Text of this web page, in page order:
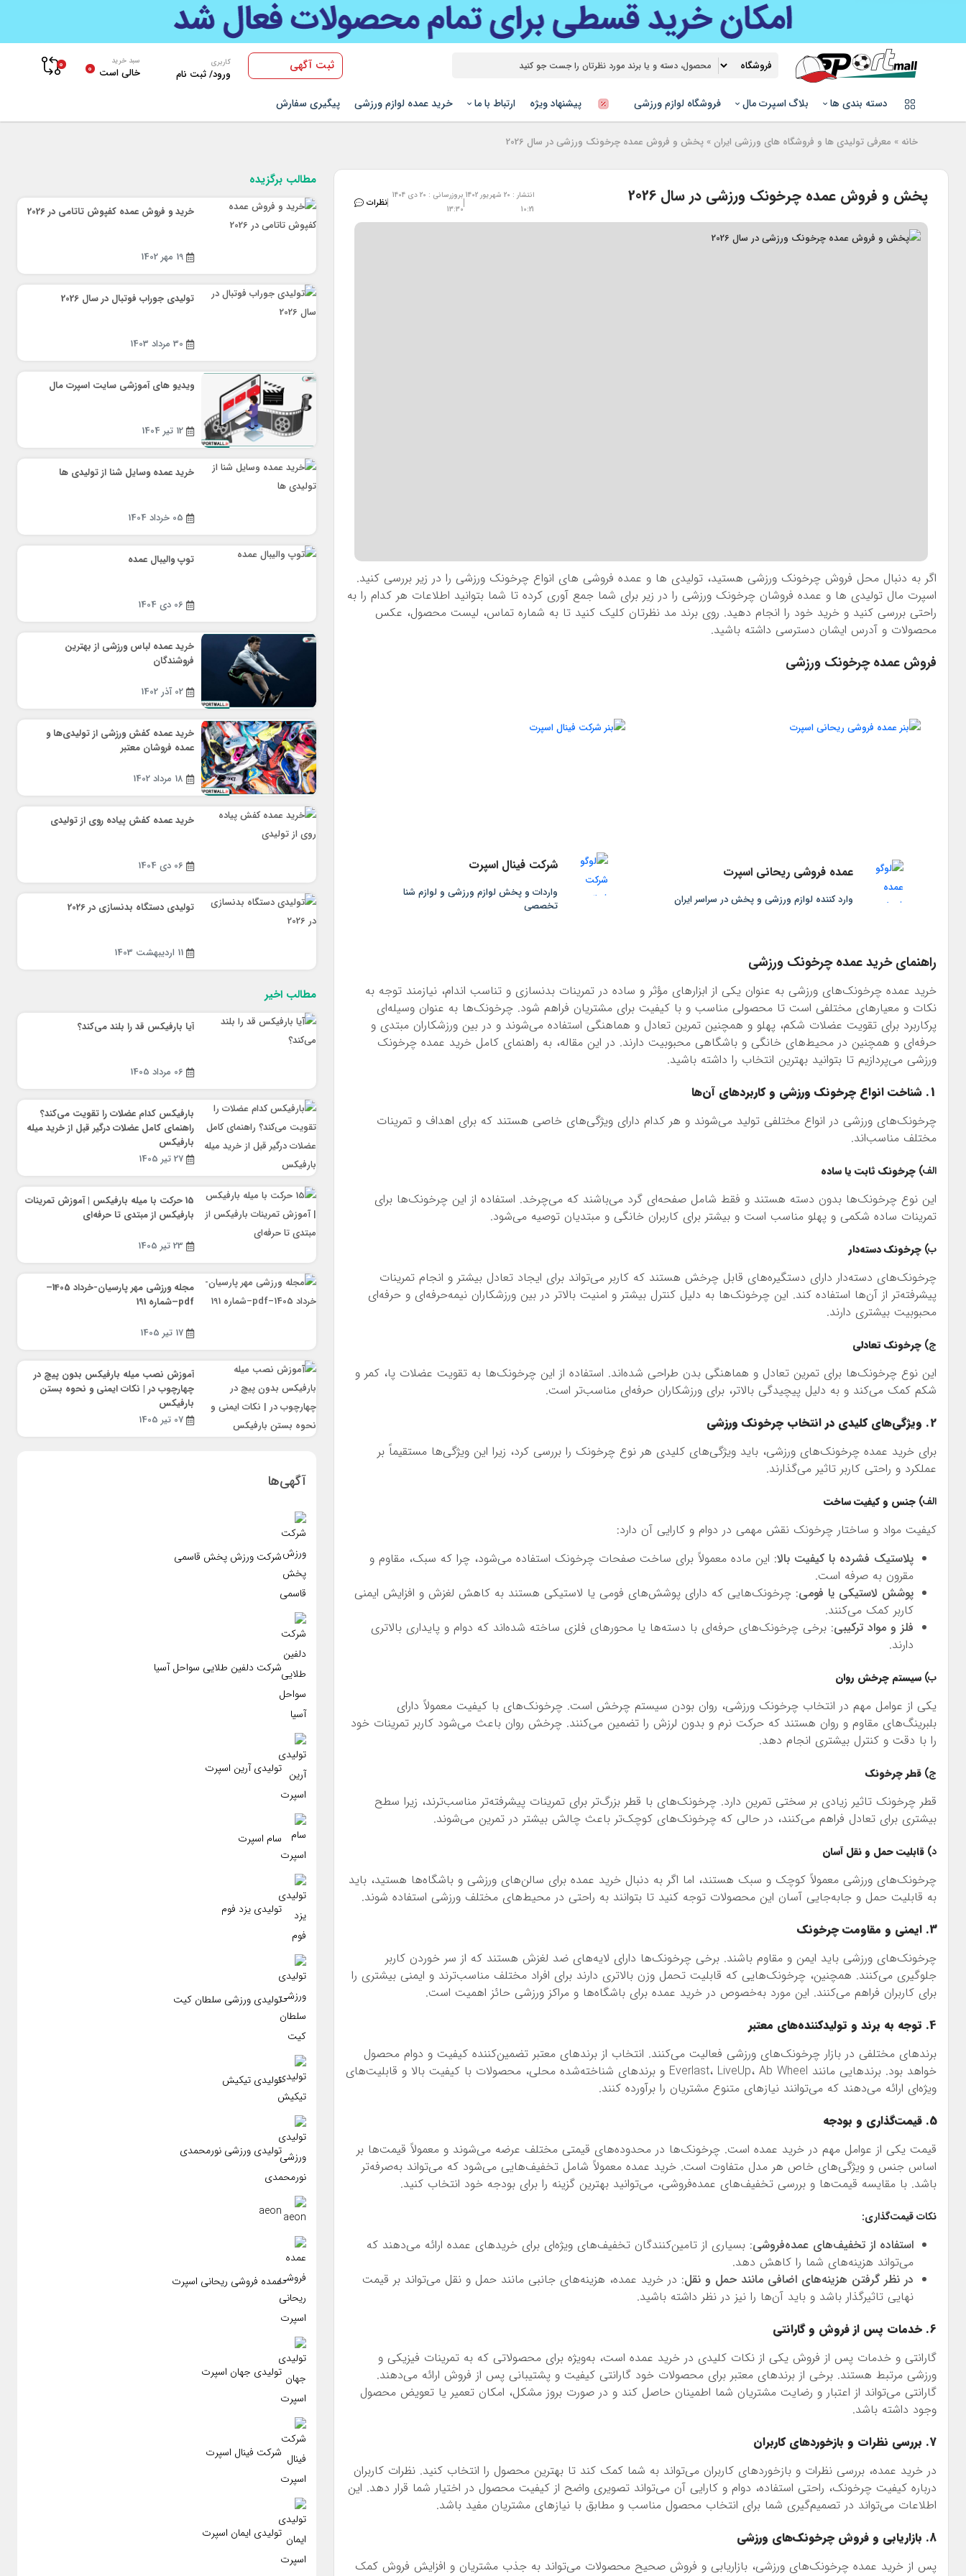
ثبت آگهی کاربری
ورود/ ثبت نام
سبد خرید
خالی است 0
0
دسته بندی ها بلاگ اسپرت مال فروشگاه لوازم ورزشی پیشنهاد ویژه ارتباط با ما خرید عمده لوازم ورزشی پیگیری سفارش
خانه » معرفی تولیدی ها و فروشگاه های ورزشی ایران»پخش و فروش عمده چرخونک ورزشی در سال 2026
پخش و فروش عمده چرخونک ورزشی در سال 2026
انتشار : 20 شهریور 1402
10:21
بروزرسانی : 20 دی 1404
13:30
نظرات
اگر به دنبال محل فروش چرخونک ورزشی هستید، تولیدی ها و عمده فروشی های انواع چرخونک ورزشی را در زیر بررسی کنید.
اسپرت مال تولیدی ها و عمده فروشان چرخونک ورزشی را در زیر برای شما جمع آوری کرده تا شما بتوانید اطلاعات هر کدام را به
راحتی بررسی کنید و خرید خود را انجام دهید. روی برند مد نظرتان کلیک کنید تا به شماره تماس، لیست محصول، عکس
محصولات و آدرس ایشان دسترسی داشته باشید.
فروش عمده چرخونک ورزشی
عمده فروشی ریحانی اسپرت
وارد کننده لوازم ورزشی و پخش در سراسر ایران
شرکت فینال اسپرت
واردات و پخش لوازم ورزشی و لوازم شنا
تخصصی
راهنمای خرید عمده چرخونک ورزشی
خرید عمده چرخونک‌های ورزشی به عنوان یکی از ابزارهای مؤثر و ساده در تمرینات بدنسازی و تناسب اندام، نیازمند توجه به
نکات و معیارهای مختلفی است تا محصولی مناسب و با کیفیت برای مشتریان فراهم شود. چرخونک‌ها به عنوان وسیله‌ای
پرکاربرد برای تقویت عضلات شکم، پهلو و همچنین تمرین تعادل و هماهنگی استفاده می‌شوند و در بین ورزشکاران مبتدی و
حرفه‌ای و همچنین در محیط‌های خانگی و باشگاهی محبوبیت دارند. در این مقاله، به راهنمای کامل خرید عمده چرخونک
ورزشی می‌پردازیم تا بتوانید بهترین انتخاب را داشته باشید.
1. شناخت انواع چرخونک ورزشی و کاربردهای آن‌ها
چرخونک‌های ورزشی در انواع مختلفی تولید می‌شوند و هر کدام دارای ویژگی‌های خاصی هستند که برای اهداف و تمرینات
مختلف مناسب‌اند.
الف) چرخونک ثابت یا ساده
این نوع چرخونک‌ها بدون دسته هستند و فقط شامل صفحه‌ای گرد می‌باشند که می‌چرخد. استفاده از این چرخونک‌ها برای
تمرینات ساده شکمی و پهلو مناسب است و بیشتر برای کاربران خانگی و مبتدیان توصیه می‌شود.
ب) چرخونک دسته‌دار
چرخونک‌های دسته‌دار دارای دستگیره‌های قابل چرخش هستند که کاربر می‌تواند برای ایجاد تعادل بیشتر و انجام تمرینات
پیشرفته‌تر از آن‌ها استفاده کند. این چرخونک‌ها به دلیل کنترل بیشتر و امنیت بالاتر در بین ورزشکاران نیمه‌حرفه‌ای و حرفه‌ای
محبوبیت بیشتری دارند.
ج) چرخونک تعادلی
این نوع چرخونک‌ها برای تمرین تعادل و هماهنگی بدن طراحی شده‌اند. استفاده از این چرخونک‌ها به تقویت عضلات پا، کمر و
شکم کمک می‌کند و به دلیل پیچیدگی بالاتر، برای ورزشکاران حرفه‌ای مناسب‌تر است.
2. ویژگی‌های کلیدی در انتخاب چرخونک ورزشی
برای خرید عمده چرخونک‌های ورزشی، باید ویژگی‌های کلیدی هر نوع چرخونک را بررسی کرد، زیرا این ویژگی‌ها مستقیماً بر
عملکرد و راحتی کاربر تاثیر می‌گذارند.
الف) جنس و کیفیت ساخت
کیفیت مواد و ساختار چرخونک نقش مهمی در دوام و کارایی آن دارد:
پلاستیک فشرده با کیفیت بالا: این ماده معمولاً برای ساخت صفحات چرخونک استفاده می‌شود، چرا که سبک، مقاوم و
مقرون به صرفه است.
پوشش لاستیکی یا فومی: چرخونک‌هایی که دارای پوشش‌های فومی یا لاستیکی هستند به کاهش لغزش و افزایش ایمنی
کاربر کمک می‌کنند.
فلز و مواد ترکیبی: برخی چرخونک‌های حرفه‌ای با دسته‌ها یا محورهای فلزی ساخته شده‌اند که دوام و پایداری بالاتری
دارند.
ب) سیستم چرخش روان
یکی از عوامل مهم در انتخاب چرخونک ورزشی، روان بودن سیستم چرخش است. چرخونک‌های با کیفیت معمولاً دارای
بلبرینگ‌های مقاوم و روان هستند که حرکت نرم و بدون لرزش را تضمین می‌کنند. چرخش روان باعث می‌شود کاربر تمرینات خود
را با دقت و کنترل بیشتری انجام دهد.
ج) قطر چرخونک
قطر چرخونک تاثیر زیادی بر سختی تمرین دارد. چرخونک‌های با قطر بزرگ‌تر برای تمرینات پیشرفته‌تر مناسب‌ترند، زیرا سطح
بیشتری برای تعادل فراهم می‌کنند، در حالی که چرخونک‌های کوچک‌تر باعث چالش بیشتر در تمرین می‌شوند.
د) قابلیت حمل و نقل آسان
چرخونک‌های ورزشی معمولاً کوچک و سبک هستند، اما اگر به دنبال خرید عمده برای سالن‌های ورزشی و باشگاه‌ها هستید، باید
به قابلیت حمل و جابه‌جایی آسان این محصولات توجه کنید تا بتوانند به راحتی در محیط‌های مختلف ورزشی استفاده شوند.
3. ایمنی و مقاومت چرخونک
چرخونک‌های ورزشی باید ایمن و مقاوم باشند. برخی چرخونک‌ها دارای لایه‌های ضد لغزش هستند که از سر خوردن کاربر
جلوگیری می‌کنند. همچنین، چرخونک‌هایی که قابلیت تحمل وزن بالاتری دارند برای افراد مختلف مناسب‌ترند و ایمنی بیشتری را
برای کاربران فراهم می‌کنند. این مورد به‌خصوص در خرید عمده برای باشگاه‌ها و مراکز ورزشی حائز اهمیت است.
4. توجه به برند و تولیدکننده‌های معتبر
برندهای مختلفی در بازار چرخونک‌های ورزشی فعالیت می‌کنند. انتخاب از برندهای معتبر تضمین‌کننده کیفیت و دوام محصول
خواهد بود. برندهایی مانند Everlast، LiveUp، Ab Wheel و برندهای شناخته‌شده محلی، محصولات با کیفیت بالا و قابلیت‌های
ویژه‌ای ارائه می‌دهند که می‌توانند نیازهای متنوع مشتریان را برآورده کنند.
5. قیمت‌گذاری و بودجه
قیمت یکی از عوامل مهم در خرید عمده است. چرخونک‌ها در محدوده‌های قیمتی مختلف عرضه می‌شوند و معمولاً قیمت‌ها بر
اساس جنس و ویژگی‌های خاص هر مدل متفاوت است. خرید عمده معمولاً شامل تخفیف‌هایی می‌شود که می‌تواند به‌صرفه‌تر
باشد. با مقایسه قیمت‌ها و بررسی تخفیف‌های عمده‌فروشی، می‌توانید بهترین گزینه را برای بودجه خود انتخاب کنید.
نکات قیمت‌گذاری:
استفاده از تخفیف‌های عمده‌فروشی: بسیاری از تامین‌کنندگان تخفیف‌های ویژه‌ای برای خریدهای عمده ارائه می‌دهند که
می‌تواند هزینه‌های شما را کاهش دهد.
در نظر گرفتن هزینه‌های اضافی مانند حمل و نقل: در خرید عمده، هزینه‌های جانبی مانند حمل و نقل می‌تواند بر قیمت
نهایی تاثیرگذار باشد و باید آن‌ها را نیز در نظر داشته باشید.
6. خدمات پس از فروش و گارانتی
گارانتی و خدمات پس از فروش یکی از نکات کلیدی در خرید عمده است، به‌ویژه برای محصولاتی که به تمرینات فیزیکی و
ورزشی مرتبط هستند. برخی از برندهای معتبر برای محصولات خود گارانتی کیفیت و پشتیبانی پس از فروش ارائه می‌دهند.
گارانتی می‌تواند از اعتبار و رضایت مشتریان شما اطمینان حاصل کند و در صورت بروز مشکل، امکان تعمیر یا تعویض محصول
وجود داشته باشد.
7. بررسی نظرات و بازخوردهای کاربران
در خرید عمده، بررسی نظرات و بازخوردهای کاربران می‌تواند به شما کمک کند تا بهترین محصول را انتخاب کنید. نظرات کاربران
درباره کیفیت چرخونک، راحتی استفاده، دوام و کارایی آن می‌تواند تصویری واضح از کیفیت محصول در اختیار شما قرار دهد. این
اطلاعات می‌تواند در تصمیم‌گیری شما برای انتخاب محصول مناسب و مطابق با نیازهای مشتریان مفید باشد.
8. بازاریابی و فروش چرخونک‌های ورزشی
پس از خرید عمده چرخونک‌های ورزشی، بازاریابی و فروش صحیح محصولات می‌تواند به جذب مشتریان و افزایش فروش کمک
مطالب برگزیده
خرید و فروش عمده کفپوش تاتامی در 2026
19 مهر 1402
تولیدی جوراب فوتبال در سال 2026
30 مرداد 1403
ویدیو های آموزشی سایت اسپرت مال
12 تیر 1404
خرید عمده وسایل شنا از تولیدی ها
05 خرداد 1404
توپ والیبال عمده
06 دی 1404
خرید عمده لباس ورزشی از بهترین
فروشندگان
02 آذر 1402
خرید عمده کفش ورزشی از تولیدی‌ها و
عمده فروشان معتبر
18 مرداد 1402
خرید عمده کفش پیاده روی از تولیدی
06 دی 1404
تولیدی دستگاه بدنسازی در 2026
11 اردیبهشت 1403
مطالب اخیر
آیا بارفیکس قد را بلند می‌کند؟
06 مرداد 1405
بارفیکس کدام عضلات را تقویت می‌کند؟
راهنمای کامل عضلات درگیر قبل از خرید میله
بارفیکس
27 تیر 1405
15 حرکت با میله بارفیکس | آموزش تمرینات
بارفیکس از مبتدی تا حرفه‌ای
23 تیر 1405
مجله ورزشی مهر پارسیان-خرداد 1405–
pdf–شماره 191
17 تیر 1405
آموزش نصب میله بارفیکس بدون پیچ در
چهارچوب در | نکات ایمنی و نحوه بستن
بارفیکس
07 تیر 1405
آگهی‌ها
شرکت ورزش پخش قاسمی
شرکت دلفین طلایی سواحل آسیا
تولیدی آرین اسپرت
سام اسپرت
تولیدی یزد فوم
تولیدی ورزشی سلطان کیت
تولیدی تیکیش
تولیدی ورزشی نورمحمدی
عمده فروشی ریحانی اسپرت
تولیدی جهان اسپرت
شرکت فینال اسپرت
تولیدی ایمان اسپرت